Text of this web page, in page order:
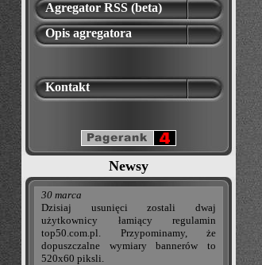
Agregator RSS (beta)
Opis agregatora
Kontakt
Newsy
30 marca
Dzisiaj usunięci zostali dwaj
użytkownicy łamiący regulamin
top50.com.pl. Przypominamy, że
dopuszczalne wymiary bannerów to
520x60 piksli.